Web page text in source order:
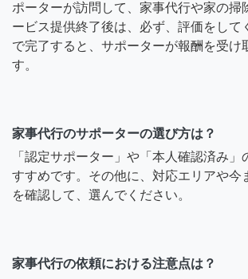
ポーターが訪問して、家事代行や家の掃
ービス提供終了後は、必ず、評価をして
で完了すると、サポーターが報酬を受け
す。
家事代行のサポーターの選び方は？
「認定サポーター」や「本人確認済み」
すすめです。その他に、対応エリアや今
を確認して、選んでください。
家事代行の依頼における注意点は？